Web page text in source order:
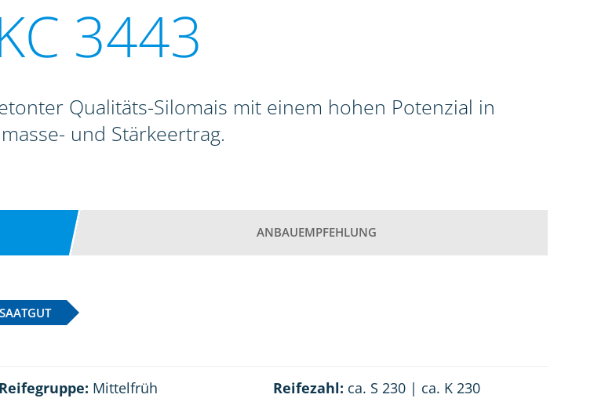
3443
Qualitäts-Silomais mit einem hohen Potenzial in
und Stärkeertrag.
ANBAUEMPFEHLUNG
SAATGUT
Reifegruppe: Mittelfrüh Reifezahl: ca. S 230 | ca. K 230